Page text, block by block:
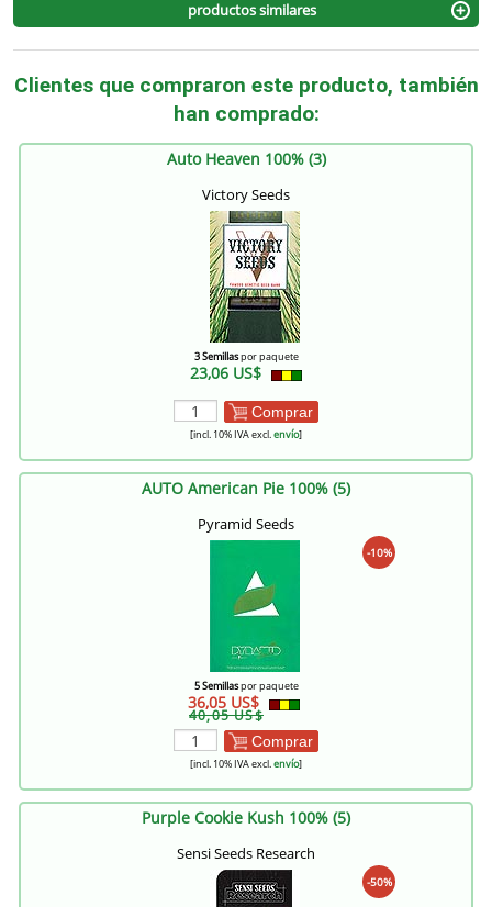
productos similares
Clientes que compraron este producto, también
han comprado:
Auto Heaven 100% (3)
Victory Seeds
3 Semillaspor paquete
23,06 US$
Comprar
[incl. 10% IVA excl.envío]
AUTO American Pie 100% (5)
Pyramid Seeds
-10%
5 Semillaspor paquete
36,05 US$
40,05 US$
Comprar
[incl. 10% IVA excl.envío]
Purple Cookie Kush 100% (5)
Sensi Seeds Research
-50%